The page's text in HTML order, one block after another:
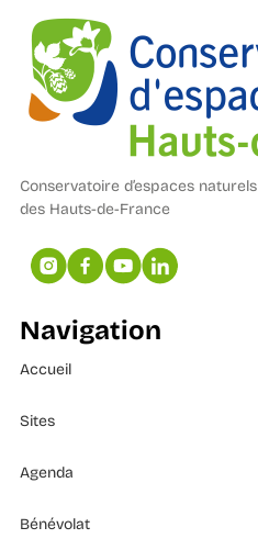
Conservatoire d’espaces naturels
des Hauts-de-France
Navigation
Accueil
Sites
Agenda
Bénévolat